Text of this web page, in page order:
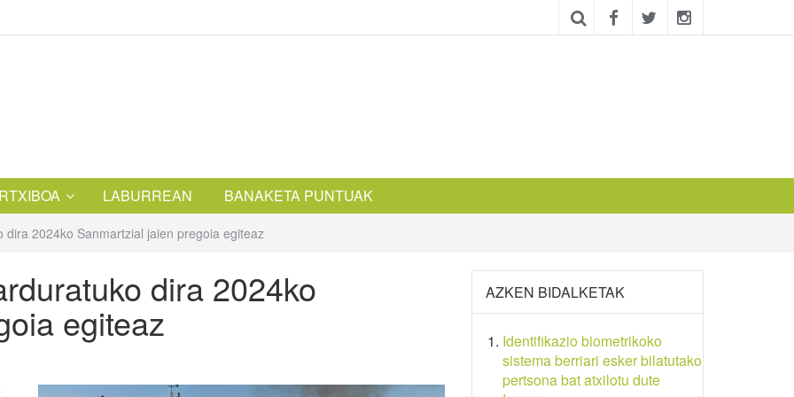
LABURREAN BANAKETA PUNTUAK
2024ko Sanmartzial jaien pregoia egiteaz
dira 2024ko
egiteaz
AZKEN BIDALKETAK
Identifikazio biometrikoko
sistema berriari esker bilatutako
pertsona bat atxilotu dute